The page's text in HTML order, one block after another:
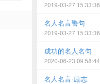
2019-03-27 15:33:36
名人名言警句
2019-03-27 15:33:36
成功的名人名句
2020-06-23 09:58:44
名人名言-励志